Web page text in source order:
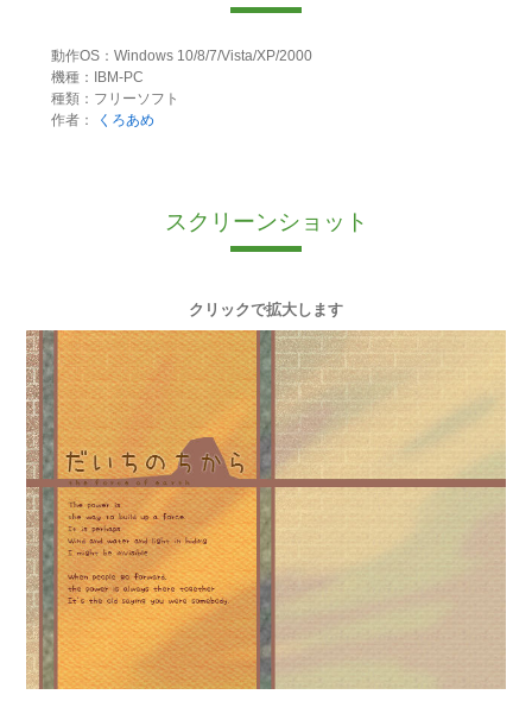
動作OS：Windows 10/8/7/Vista/XP/2000
機種：IBM-PC
種類：フリーソフト
作者：
くろあめ
スクリーンショット
クリックで拡大します